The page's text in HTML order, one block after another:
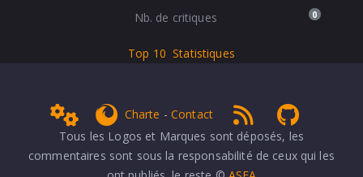
Nb. de critiques 0
Top 10 Statistiques
Adminget Firefox
Charte -Contact RSS 1.0
Tous les Logos et Marques sont déposés, les
commentaires sont sous la responsabilité de ceux qui les